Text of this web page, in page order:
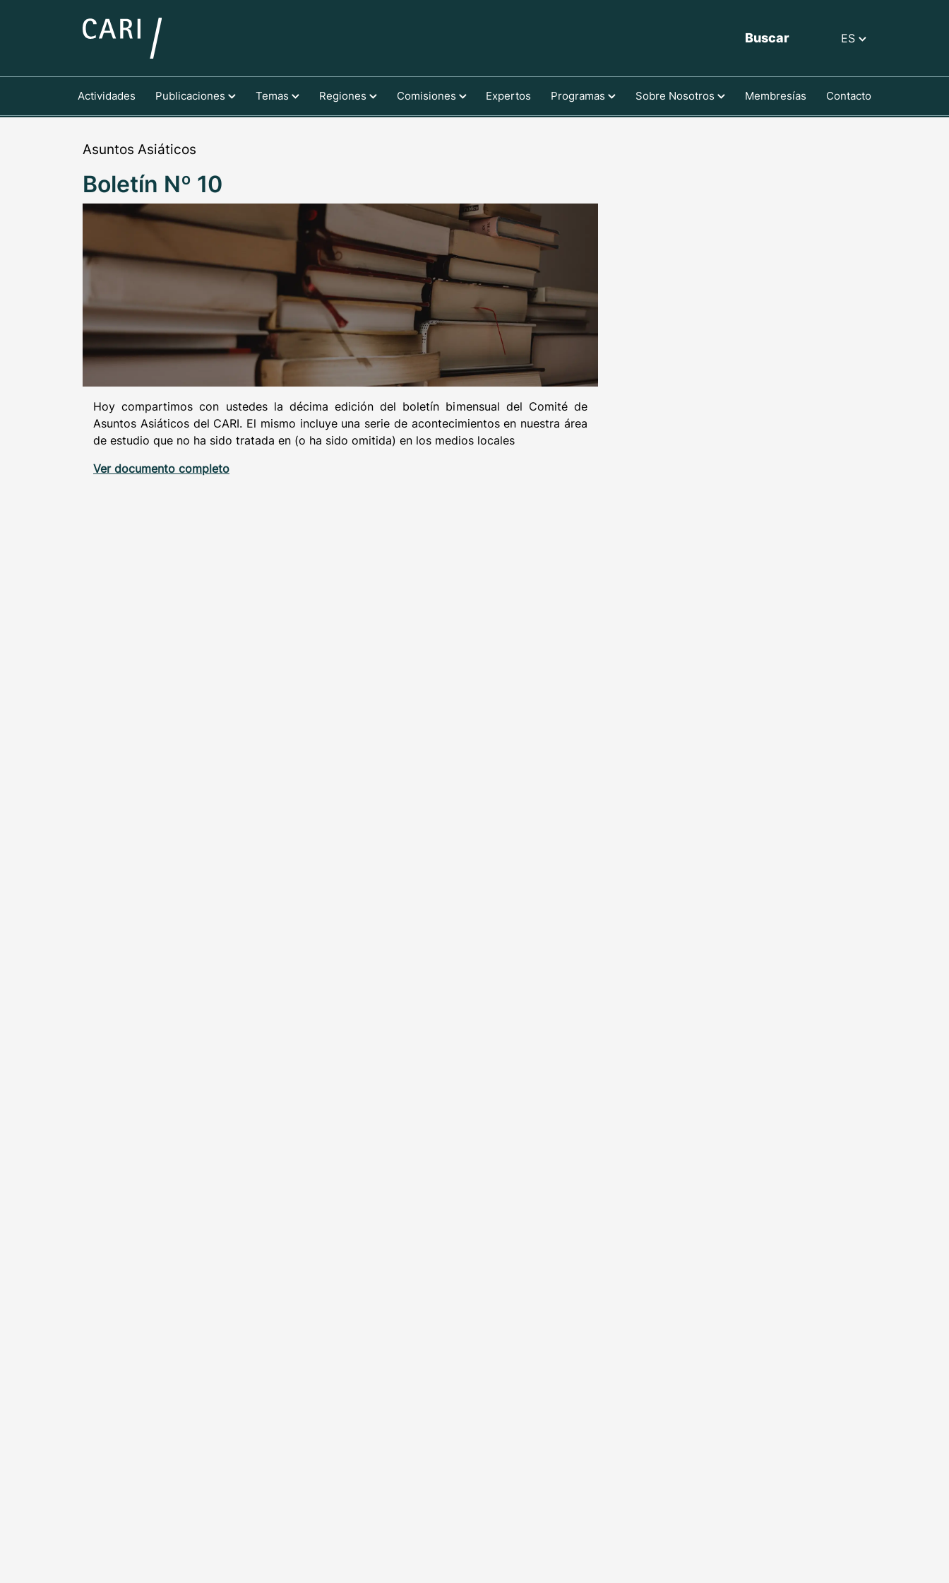
Buscar ES
Actividades Publicaciones Temas Regiones Comisiones Expertos Programas Sobre Nosotros Membresías Contacto
Asuntos Asiáticos
Boletín Nº 10
Hoy compartimos con ustedes la décima edición del boletín bimensual del Comité de
Asuntos Asiáticos del CARI. El mismo incluye una serie de acontecimientos en nuestra área
de estudio que no ha sido tratada en (o ha sido omitida) en los medios locales
Ver documento completo